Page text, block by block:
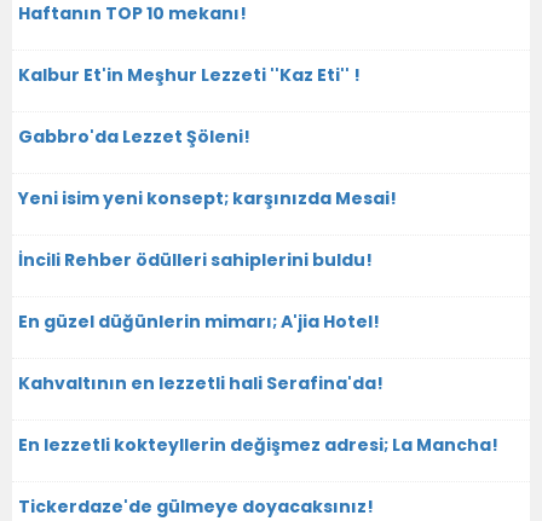
Haftanın TOP 10 mekanı!
Kalbur Et'in Meşhur Lezzeti ''Kaz Eti'' !
Gabbro'da Lezzet Şöleni!
Yeni isim yeni konsept; karşınızda Mesai!
İncili Rehber ödülleri sahiplerini buldu!
En güzel düğünlerin mimarı; A'jia Hotel!
Kahvaltının en lezzetli hali Serafina'da!
En lezzetli kokteyllerin değişmez adresi; La Mancha!
Tickerdaze'de gülmeye doyacaksınız!